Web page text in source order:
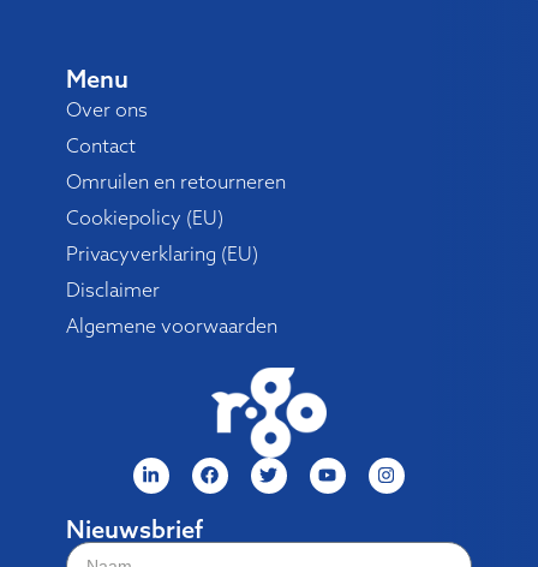
Menu
Over ons
Contact
Omruilen en retourneren
Cookiepolicy (EU)
Privacyverklaring (EU)
Disclaimer
Algemene voorwaarden
Nieuwsbrief